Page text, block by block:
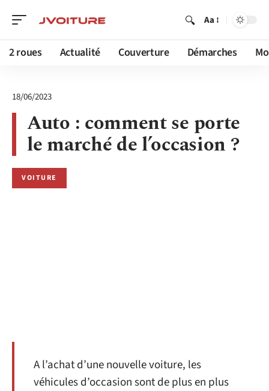
Aa
2 roues Actualité Couverture Démarches
18/06/2023
Auto : comment se porte
le marché de l’occasion ?
VOITURE
A l’achat d’une nouvelle voiture, les
véhicules d’occasion sont de plus en plus